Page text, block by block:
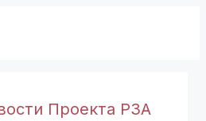
Проекта РЗА